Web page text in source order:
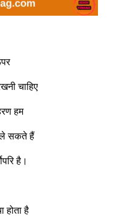
चाहिए
हम
सकते हैं
है।
होता है